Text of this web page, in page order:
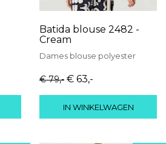
Batida blouse 2482 -
Cream
Dames blouse polyester
€ 79,- € 63,-
IN WINKELWAGEN